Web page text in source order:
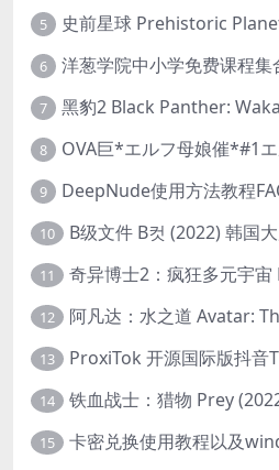
5
6 洋葱学院中小学免费课程集
7
8
9 DeepNude使用方法教程
10
11
12
13
14 铁血战士：猎物 Prey
15 卡密兑换使用教程以及